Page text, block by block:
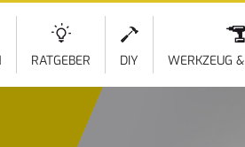
RATGEBER DIY WERKZEUG